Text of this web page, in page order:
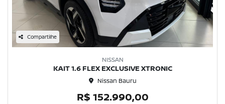
Compartilhe
NISSAN
KAIT 1.6 FLEX EXCLUSIVE XTRONIC
Nissan Bauru
R$ 152.990,00